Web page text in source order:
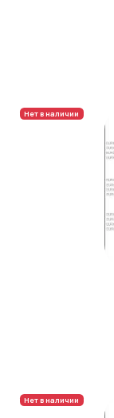
Нет в наличии
Нет в наличии